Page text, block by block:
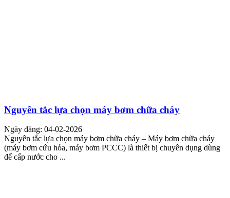
Nguyên tắc lựa chọn máy bơm chữa cháy
Ngày đăng: 04-02-2026
Nguyên tắc lựa chọn máy bơm chữa cháy – Máy bơm chữa cháy
(máy bơm cứu hỏa, máy bơm PCCC) là thiết bị chuyên dụng dùng
để cấp nước cho ...